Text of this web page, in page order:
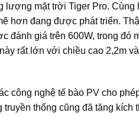
mặt trời Tiger Pro. Cùng
hơn đang được phát triển.
đánh giá trên 600W, trong đó
rất lớn với chiều cao 2,2m
công nghệ tế bào PV cho
thống cũng đã tăng